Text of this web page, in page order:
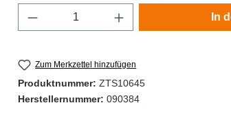
Produkt Anzahl: Gib den In
Zum Merkzettel hinzufügen
Produktnummer: ZTS10645
Herstellernummer: 090384